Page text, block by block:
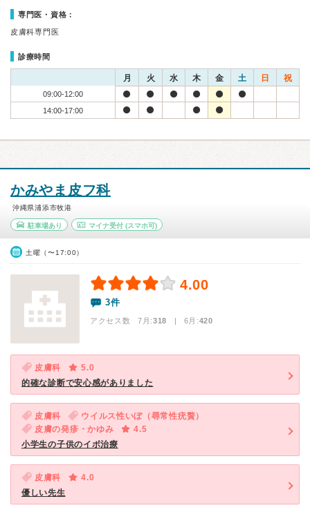
専門医・資格：
皮膚科専門医
診療時間
月 火 水 木 金 土 日 祝
09:00-12:00
14:00-17:00
かみやま皮フ科
沖縄県浦添市牧港
駐車場あり マイナ受付(スマホ可)
土曜（〜17:00）
4.00
3件
アクセス数 7月:318 | 6月:420
皮膚科
5.0
的確な診断で安心感がありました
皮膚科
ウイルス性いぼ（尋常性疣贅）
皮膚の発疹・かゆみ
4.5
小学生の子供のイボ治療
皮膚科
4.0
優しい先生